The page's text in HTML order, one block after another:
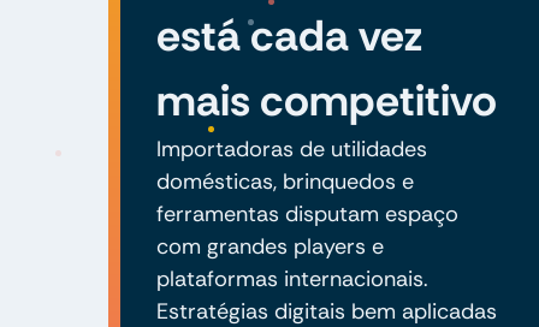
está cada vez
mais competitivo
Importadoras de utilidades
domésticas, brinquedos e
ferramentas disputam espaço
com grandes players e
plataformas internacionais.
Estratégias digitais bem aplicadas